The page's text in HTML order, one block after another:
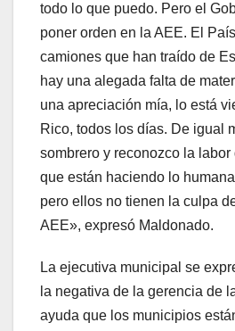
todo lo que puedo. Pero el
poner orden en la AEE. El
camiones que han traído de
hay una alegada falta de
una apreciación mía, lo está
Rico, todos los días. De igual
sombrero y reconozco la
que están haciendo lo
pero ellos no tienen la culpa
AEE», expresó Maldonado.
La ejecutiva municipal se
la negativa de la gerencia de
ayuda que los municipios